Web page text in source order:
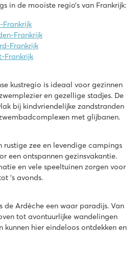
met glijbanen én een lagune
Premium Zone te boeken
naast de camping
Bretagne - Dol de Bretagne
én groot meer
leuke animatie
Roussillon - Argelès sur Mer
waterspeeltuin
in de mooiste regio’s van Frankrijk:
Frankrijk
Frankrijk
Frankrijk
Frankrijk
kustregio is ideaal voor gezinnen
en gezellige stadjes. De
bij kindvriendelijke zandstranden
met glijbanen.
rustige zee en levendige campings
een ontspannen gezinsvakantie.
en vele speeltuinen zorgen voor
's avonds.
de Ardèche een waar paradijs. Van
tot avontuurlijke wandelingen
kunnen hier eindeloos ontdekken en